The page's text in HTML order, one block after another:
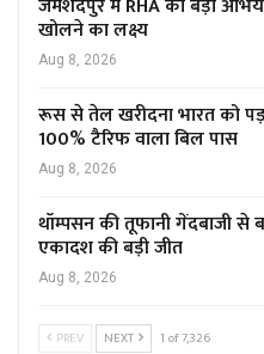
खोलने का लक्ष्य
Aug 8, 2026
रूस से तेल खरीदना भारत को
100% टैरिफ वाला बिल पास
Aug 8, 2026
थॉम्पसन की तूफानी गेंदबाजी से
एकादश की बड़ी जीत
Aug 8, 2026
PREV NEXT 1 of 7,326